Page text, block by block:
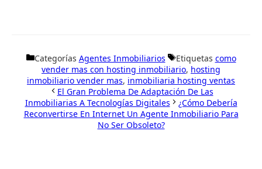
Categorías Agentes Inmobiliarios Etiquetas como
vender mas con hosting inmobiliario, hosting
inmobiliario vender mas, inmobiliaria hosting ventas
El Gran Problema De Adaptación De Las
Inmobiliarias A Tecnologías Digitales
¿Cómo Debería
Reconvertirse En Internet Un Agente Inmobiliario Para
No Ser Obsoleto?